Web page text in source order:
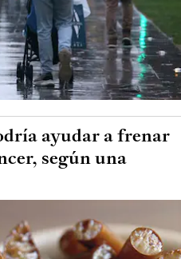
ayudar a frenar
según una